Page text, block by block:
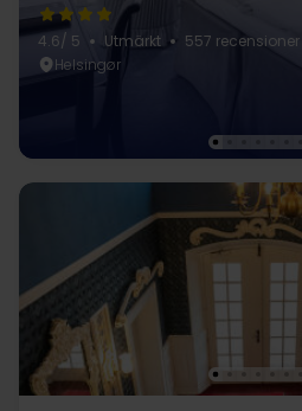
4.6/ 5 Utmärkt
557 recensioner
Helsingør